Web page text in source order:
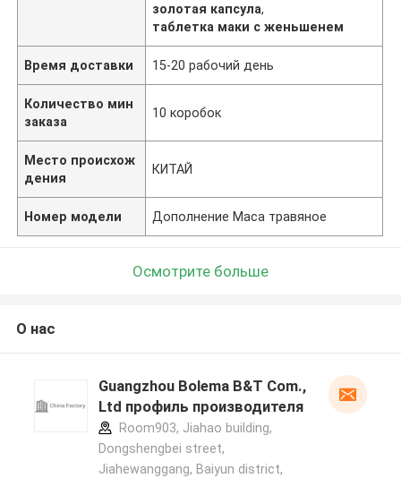
золотая капсула,
таблетка маки с женьшенем
Время доставки 15-20 рабочий день
Количество мин
заказа
10 коробок
Место происхож
дения
КИТАЙ
Номер модели Дополнение Maca травяное
Осмотрите больше
О нас
Guangzhou Bolema B&T Com.,
Ltd профиль производителя
Room903, Jiahao building,
Dongshengbei street,
Jiahewanggang, Baiyun district,